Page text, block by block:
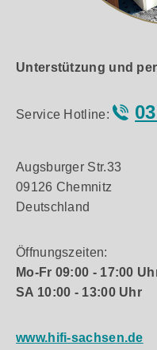
Unterstützung und
Service Hotline:
Augsburger Str.33
09126 Chemnitz
Deutschland
Öffnungszeiten:
Mo-Fr 09:00 - 17:00
SA 10:00 - 13:00 Uhr
www.hifi-sachsen.de